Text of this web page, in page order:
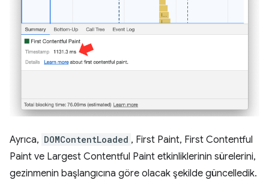
Ayrıca, DOMContentLoaded , First Paint, First Contentful
Paint ve Largest Contentful Paint etkinliklerinin sürelerini,
gezinmenin başlangıcına göre olacak şekilde güncelledik.